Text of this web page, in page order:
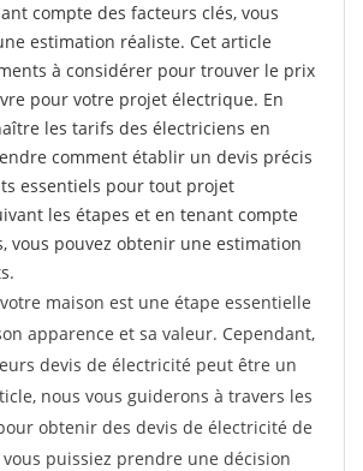
compte des facteurs clés, vous
estimation réaliste. Cet article
à considérer pour trouver le prix
pour votre projet électrique. En
les tarifs des électriciens en
comment établir un devis précis
essentiels pour tout projet
les étapes et en tenant compte
vous pouvez obtenir une estimation
maison est une étape essentielle
apparence et sa valeur. Cependant,
devis de électricité peut être un
nous vous guiderons à travers les
obtenir des devis de électricité de
puissiez prendre une décision